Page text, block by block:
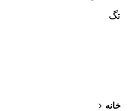
تگ
خانه